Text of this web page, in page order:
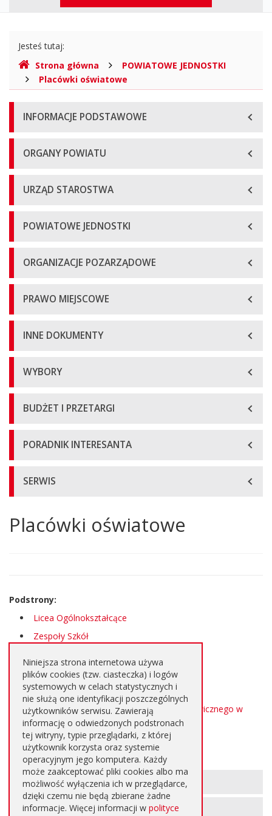
Gdzie
jesteśmy
Jesteś tutaj:
Strona główna
POWIATOWE JEDNOSTKI
Placówki oświatowe
Menu
główne
INFORMACJE PODSTAWOWE
ORGANY POWIATU
URZĄD STAROSTWA
POWIATOWE JEDNOSTKI
ORGANIZACJE POZARZĄDOWE
PRAWO MIEJSCOWE
INNE DOKUMENTY
WYBORY
BUDŻET I PRZETARGI
PORADNIK INTERESANTA
SERWIS
Główna
treść
Placówki oświatowe
Podstrony:
Licea Ogólnokształcące
Zespoły Szkół
Specjalne Ośrodki Szkolno - Wychowawcze
Poradnie Psychologiczno - Pedagogiczne
Centrum Kształcenia Zawodowego i Ustawicznego w
Nowej Wsi
Powiatowa Biblioteka Publiczna
Informacje
METRYKA STRONY
REJESTR ZMIAN STRONY
Niniejsza strona internetowa używa
plików cookies (tzw. ciasteczka) i logów
systemowych w celach statystycznych i
nie służą one identyfikacji poszczególnych
użytkowników serwisu. Zawierają
informację o odwiedzonych podstronach
tej witryny, typie przeglądarki, z której
użytkownik korzysta oraz systemie
operacyjnym jego komputera. Każdy
może zaakceptować pliki cookies albo ma
możliwość wyłączenia ich w przeglądarce,
dzięki czemu nie będą zbierane żadne
informacje. Więcej informacji w polityce